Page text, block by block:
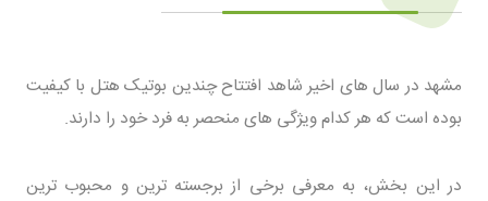
مشهد در سال های اخیر شاهد افتتاح چندین بوتیک هتل با کیفیت
بوده است که هر کدام ویژگی های منحصر به فرد خود را دارند.
در این بخش، به معرفی برخی از برجسته ترین و محبوب ترین